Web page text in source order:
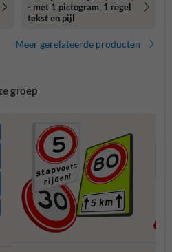
- met 1 pictogram, 1 regel
tekst en pijl
Meer gerelateerde producten
groep